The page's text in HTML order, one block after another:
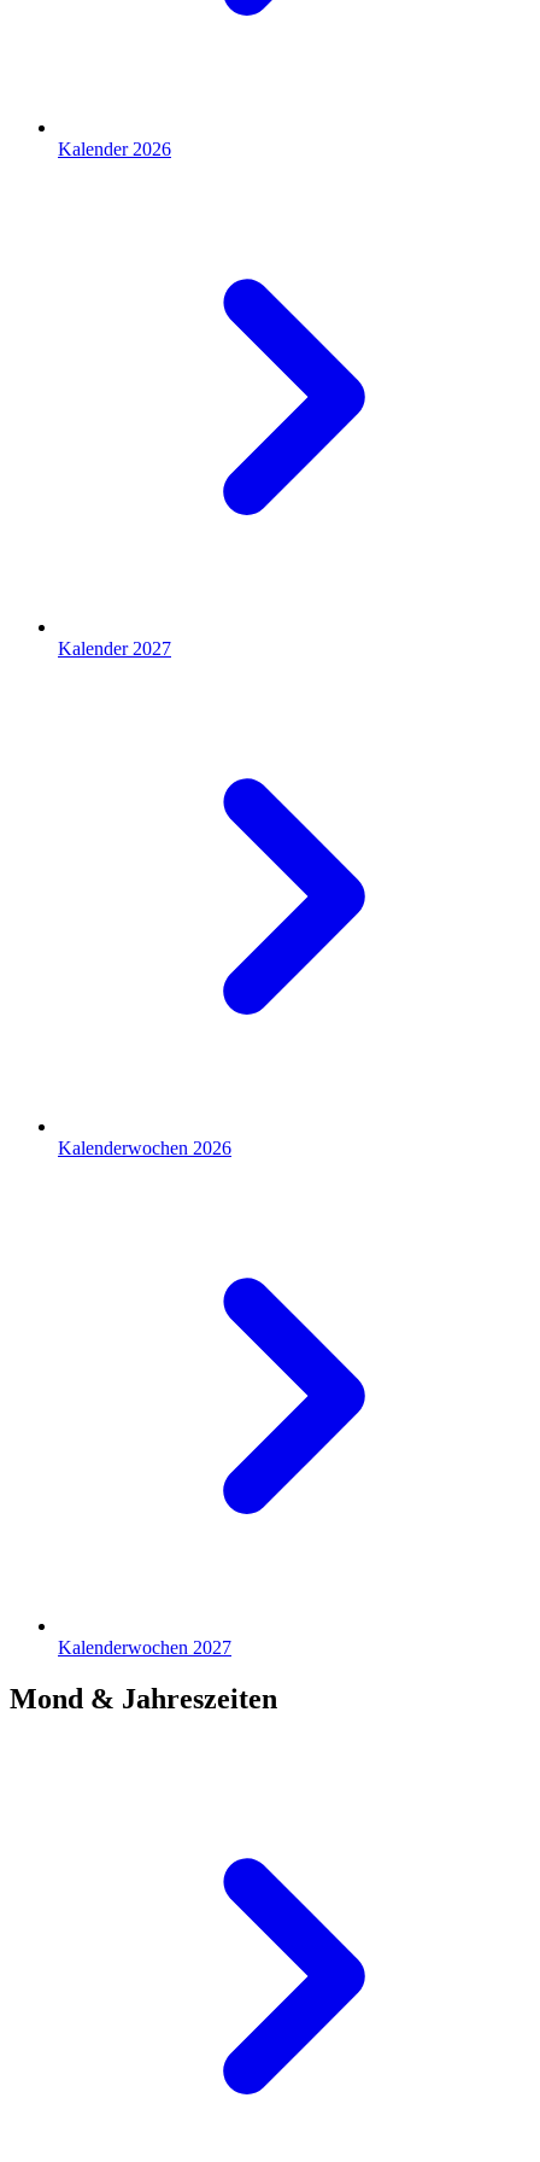
Kalender 2026
Kalender 2027
Kalenderwochen 2026
Kalenderwochen 2027
Mond & Jahreszeiten